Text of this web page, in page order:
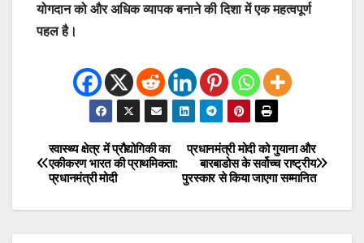
योगदान को और अधिक व्यापक बनाने की दिशा में एक महत्वपूर्ण
पहल है।
Post
navigation
प्रधानमंत्री मोदी को गुयाना और
बारबाडोस के सर्वोच्च राष्ट्रीय
पुरस्कार से किया जाएगा सम्मानित
स्वास्थ्य क्षेत्र में प्रौद्योगिकी का
एकीकरण भारत की प्राथमिकता:
प्रधानमंत्री मोदी